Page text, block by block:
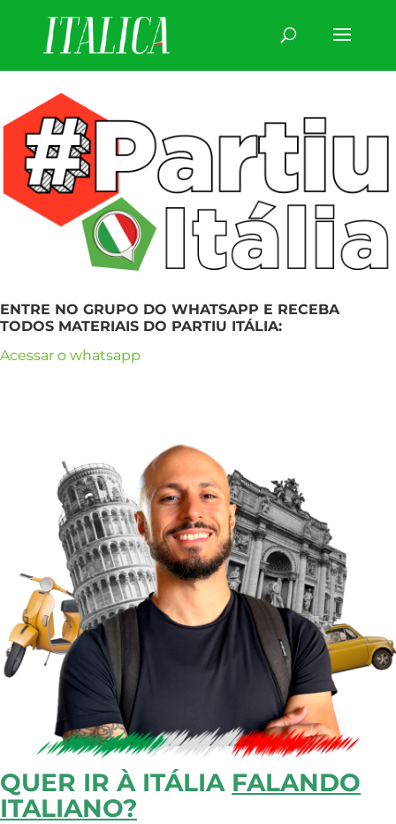
ENTRE NO GRUPO DO WHATSAPP E RECEBA
TODOS MATERIAIS DO PARTIU ITÁLIA:
Acessar o whatsapp
QUER IR À ITÁLIA FALANDO
ITALIANO?